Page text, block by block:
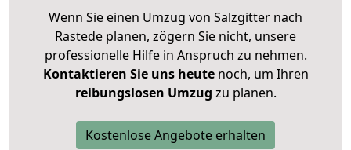
Wenn Sie einen Umzug von Salzgitter nach
Rastede planen, zögern Sie nicht, unsere
professionelle Hilfe in Anspruch zu nehmen.
Kontaktieren Sie uns heutenoch, um Ihren
reibungslosen Umzug zu planen.
Kostenlose Angebote erhalten